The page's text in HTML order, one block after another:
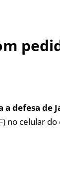
a defesa de
no celular